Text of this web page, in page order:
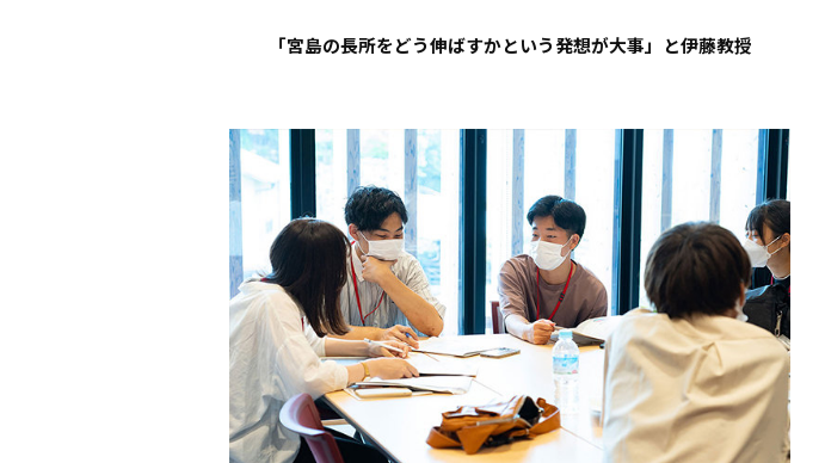
「宮島の長所をどう伸ばすかという発想が大事」と伊藤教授